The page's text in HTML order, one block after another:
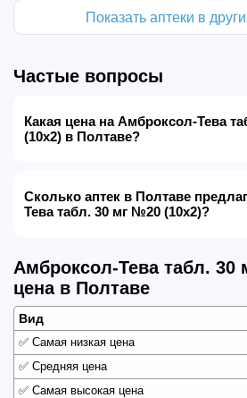
Показать аптеки в
Частые вопросы
Какая цена на Амброксол-Тева
(10х2) в Полтаве?
Сколько аптек в Полтаве
Тева табл. 30 мг №20 (10х2)?
Амброксол-Тева табл. 30
цена в Полтаве
Вид
✅ Самая низкая цена
✅ Средняя цена
✅ Самая высокая цена